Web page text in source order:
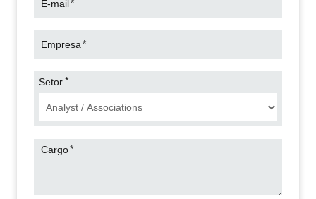
E-mail*
Empresa*
Setor*
Cargo*